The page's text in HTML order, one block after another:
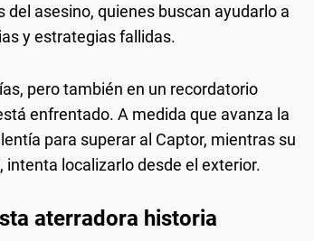
asesino, quienes buscan ayudarlo a
y estrategias fallidas.
pero también en un recordatorio
enfrentado. A medida que avanza la
para superar al Captor, mientras su
intenta localizarlo desde el exterior.
aterradora historia